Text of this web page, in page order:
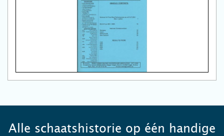
Alle schaatshistorie op één handige